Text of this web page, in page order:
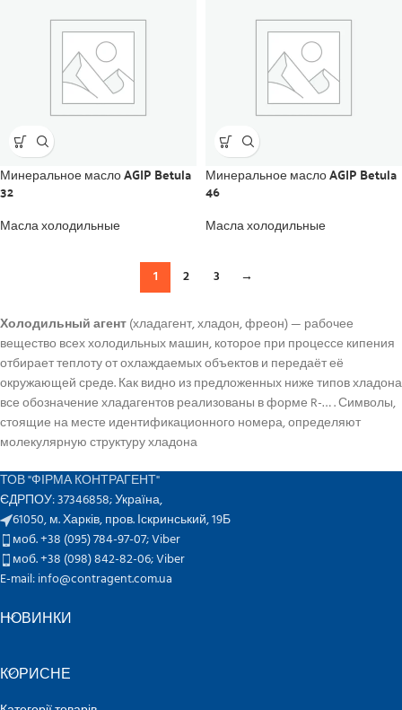
Минеральное масло AGIP Betula
32
Масла холодильные
Минеральное масло AGIP Betula
46
Масла холодильные
1 2 3 →
Холодильный агент(хладагент, хладон, фреон) — рабочее
вещество всех холодильных машин, которое при процессе кипения
отбирает теплоту от охлаждаемых объектов и передаёт её
окружающей среде. Как видно из предложенных ниже типов хладона
все обозначение хладагентов реализованы в форме R-… . Символы,
стоящие на месте идентификационного номера, определяют
молекулярную структуру хладона
ТОВ "ФІРМА КОНТРАГЕНТ"
ЄДРПОУ: 37346858; Україна,
61050, м. Харків, пров. Іскринський, 19Б
моб. +38 (095) 784-97-07;Viber
моб. +38 (098) 842-82-06;Viber
E-mail: info@contragent.com.ua
НОВИНКИ
КОРИСНЕ